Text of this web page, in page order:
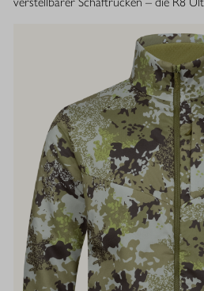
auf die eigenen Bedürfnisse
besseren Treffen bei. Gleichzeitig ist
auf den Schutz des Gehörs von Jäger
Immer, bei jedem Schuss. Dafür sorgt
Integralschalldämpfer. Dank
verteilter Masse, bietet die R8 Ultimate
Balance und Führigkeit, die jedes R8
Außenkontur von Lauf- und
stufenlosem Bull-Barrel-Design
geringes Gewicht als auch ein
Gesamtbild verleiht.